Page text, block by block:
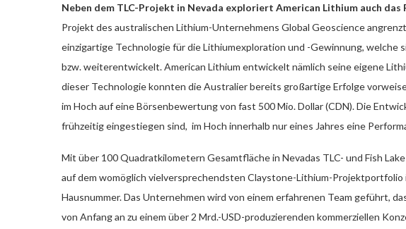
Neben dem TLC-Projekt in Nevada exploriert American Lithium auch
Projekt des australischen Lithium-Unternehmens Global Geoscience
einzigartige Technologie für die Lithiumexploration und -Gewinnung, welche
bzw. weiterentwickelt. American Lithium entwickelt nämlich seine eigene
dieser Technologie konnten die Australier bereits großartige Erfolge
im Hoch auf eine Börsenbewertung von fast 500 Mio. Dollar (CDN). Die
frühzeitig eingestiegen sind, im Hoch innerhalb nur eines Jahres eine
Mit über 100 Quadratkilometern Gesamtfläche in Nevadas TLC- und Fish
auf dem womöglich vielversprechendsten Claystone-Lithium-Projektportfolio
Hausnummer. Das Unternehmen wird von einem erfahrenen Team geführt,
von Anfang an zu einem über 2 Mrd.-USD-produzierenden kommerziellen